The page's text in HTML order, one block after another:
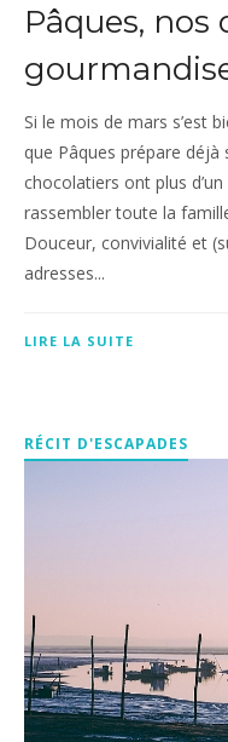
Pâques,
Si le mois de mars s’est
que Pâques prépare déjà
chocolatiers ont plus
rassembler toute la
Douceur, convivialité et
adresses...
LIRE LA SUITE
RÉCIT D'ESCAPADES